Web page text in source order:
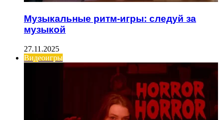
Музыкальные ритм-игры: следуй за
музыкой
27.11.2025
Видеоигры